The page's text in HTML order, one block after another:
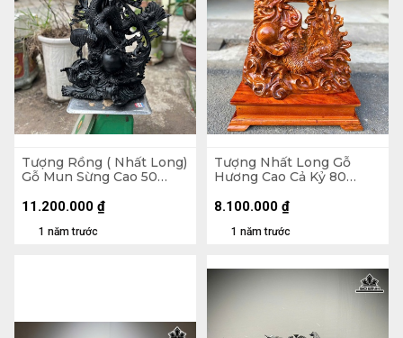
Tượng Rồng ( Nhất Long)
Gỗ Mun Sừng Cao 50
1 năm trước
11.200.000 ₫
Tượng Nhất Long Gỗ
Hương Cao Cả Kỷ 80
Kỷ Cao 10
1 năm trước
8.100.000 ₫